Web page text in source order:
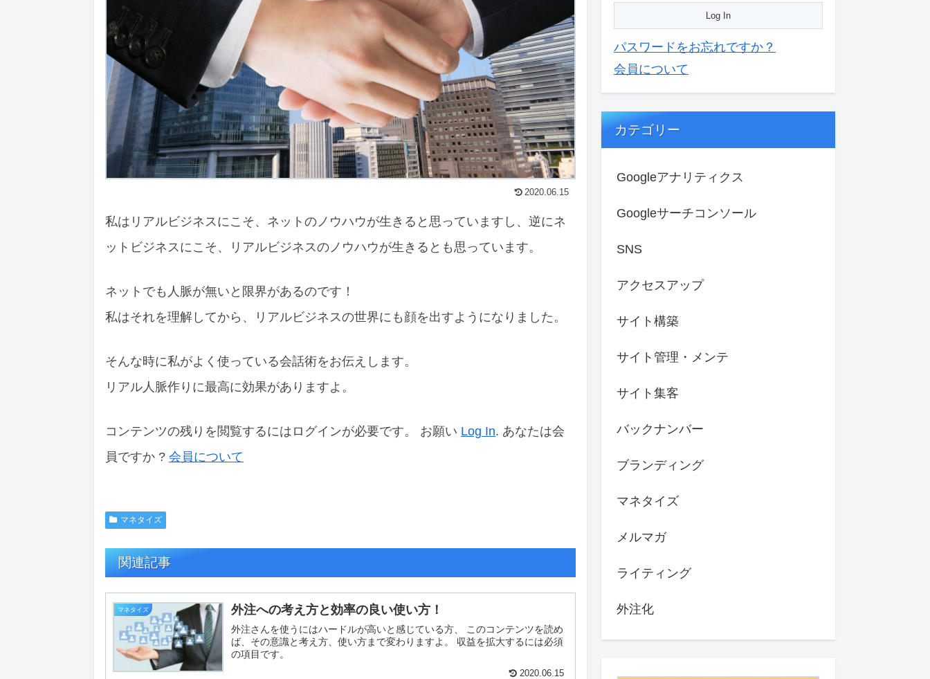
2020.06.15
私はリアルビジネスにこそ、ネットのノウハウが生きると思っていますし、逆にネ
ットビジネスにこそ、リアルビジネスのノウハウが生きるとも思っています。
ネットでも人脈が無いと限界があるのです！
私はそれを理解してから、リアルビジネスの世界にも顔を出すようになりました。
そんな時に私がよく使っている会話術をお伝えします。
リアル人脈作りに最高に効果がありますよ。
コンテンツの残りを閲覧するにはログインが必要です。 お願い Log In. あなたは会
員ですか ? 会員について
マネタイズ
関連記事
マネタイズ 外注への考え方と効率の良い使い方！
外注さんを使うにはハードルが高いと感じている方、 このコンテンツを読め
ば、その意識と考え方、使い方まで変わりますよ。 収益を拡大するには必須
の項目です。
2020.06.15
パスワードをお忘れですか？
会員について
カテゴリー
Googleアナリティクス
Googleサーチコンソール
SNS
アクセスアップ
サイト構築
サイト管理・メンテ
サイト集客
バックナンバー
ブランディング
マネタイズ
メルマガ
ライティング
外注化